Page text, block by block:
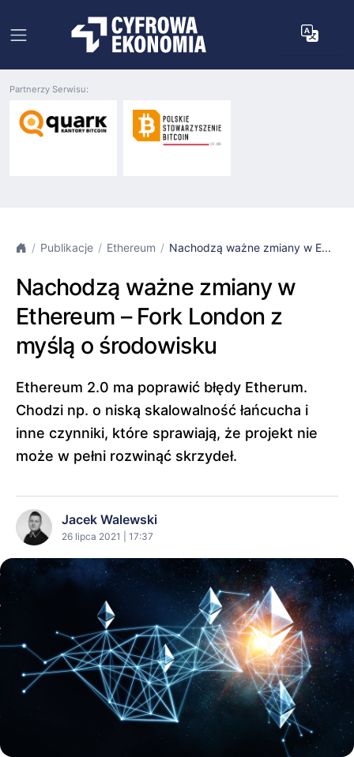
Partnerzy Serwisu:
Publikacje Ethereum Nachodzą ważne zmiany w E...
Nachodzą ważne zmiany w
Ethereum – Fork London z
myślą o środowisku
Ethereum 2.0 ma poprawić błędy Etherum.
Chodzi np. o niską skalowalność łańcucha i
inne czynniki, które sprawiają, że projekt nie
może w pełni rozwinąć skrzydeł.
Jacek Walewski
26 lipca 2021 | 17:37